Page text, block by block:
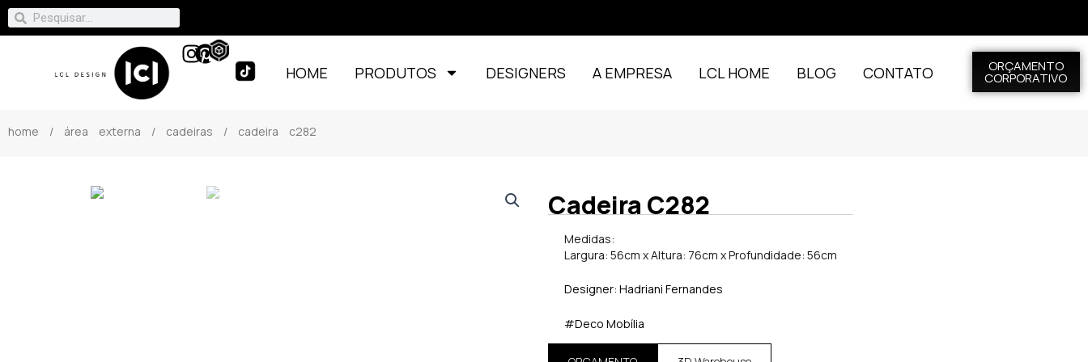
HOME PRODUTOS DESIGNERS A EMPRESA LCL HOME BLOG CONTATO ORÇAMENTO
CORPORATIVO
home / área externa / cadeiras / cadeira c282
Cadeira C282
Medidas:
Largura: 56cm x Altura: 76cm x Profundidade: 56cm
Designer: Hadriani Fernandes
#Deco Mobília